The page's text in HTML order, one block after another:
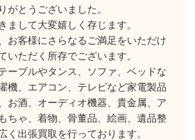
がとうございました。
まして大変嬉しく存じます。
お客様にさらなるご満足をいただけ
いただく所存でございます。
ーブルやタンス、ソファ、ベッドな
機、エアコン、テレビなど家電製品
お酒、オーディオ機器、貴金属、ア
ちゃ、着物、骨董品、絵画、遺品整
く出張買取を行っております。